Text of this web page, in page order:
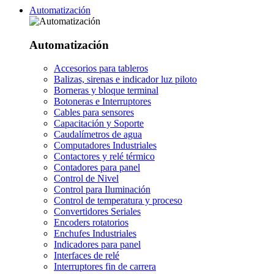
Automatización
Automatización
Accesorios para tableros
Balizas, sirenas e indicador luz piloto
Borneras y bloque terminal
Botoneras e Interruptores
Cables para sensores
Capacitación y Soporte
Caudalímetros de agua
Computadores Industriales
Contactores y relé térmico
Contadores para panel
Control de Nivel
Control para Iluminación
Control de temperatura y proceso
Convertidores Seriales
Encoders rotatorios
Enchufes Industriales
Indicadores para panel
Interfaces de relé
Interruptores fin de carrera